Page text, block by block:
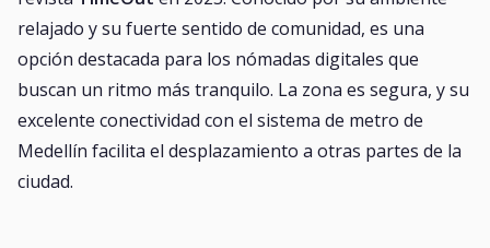
relajado y su fuerte sentido de comunidad, es una
opción destacada para los nómadas digitales que
buscan un ritmo más tranquilo. La zona es segura, y su
excelente conectividad con el sistema de metro de
Medellín facilita el desplazamiento a otras partes de la
ciudad.